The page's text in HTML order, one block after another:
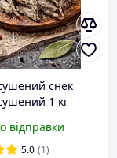
снек
1 кг
відправки
5.0 (1)